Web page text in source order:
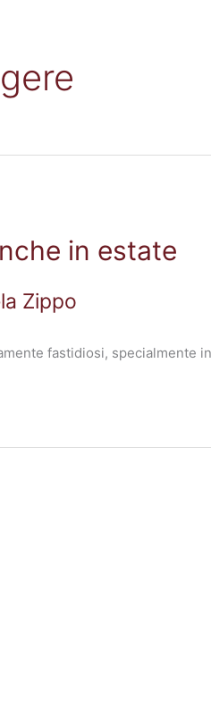
in estate
Zippo
fastidiosi, specialmente